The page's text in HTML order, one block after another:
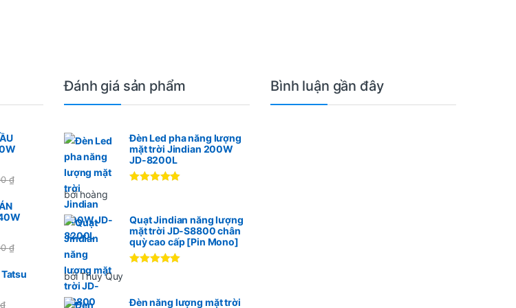
₫
₫
₫
Đánh giá sản phẩm
Đèn Led pha năng lượng
mặt trời Jindian 200W
JD-8200L
bởi hoàng
Quạt Jindian năng lượng
mặt trời JD-S8800 chân
quỳ cao cấp [Pin Mono]
bởi Thúy Quy
Đèn năng lượng mặt trời
Bình luận gần đây